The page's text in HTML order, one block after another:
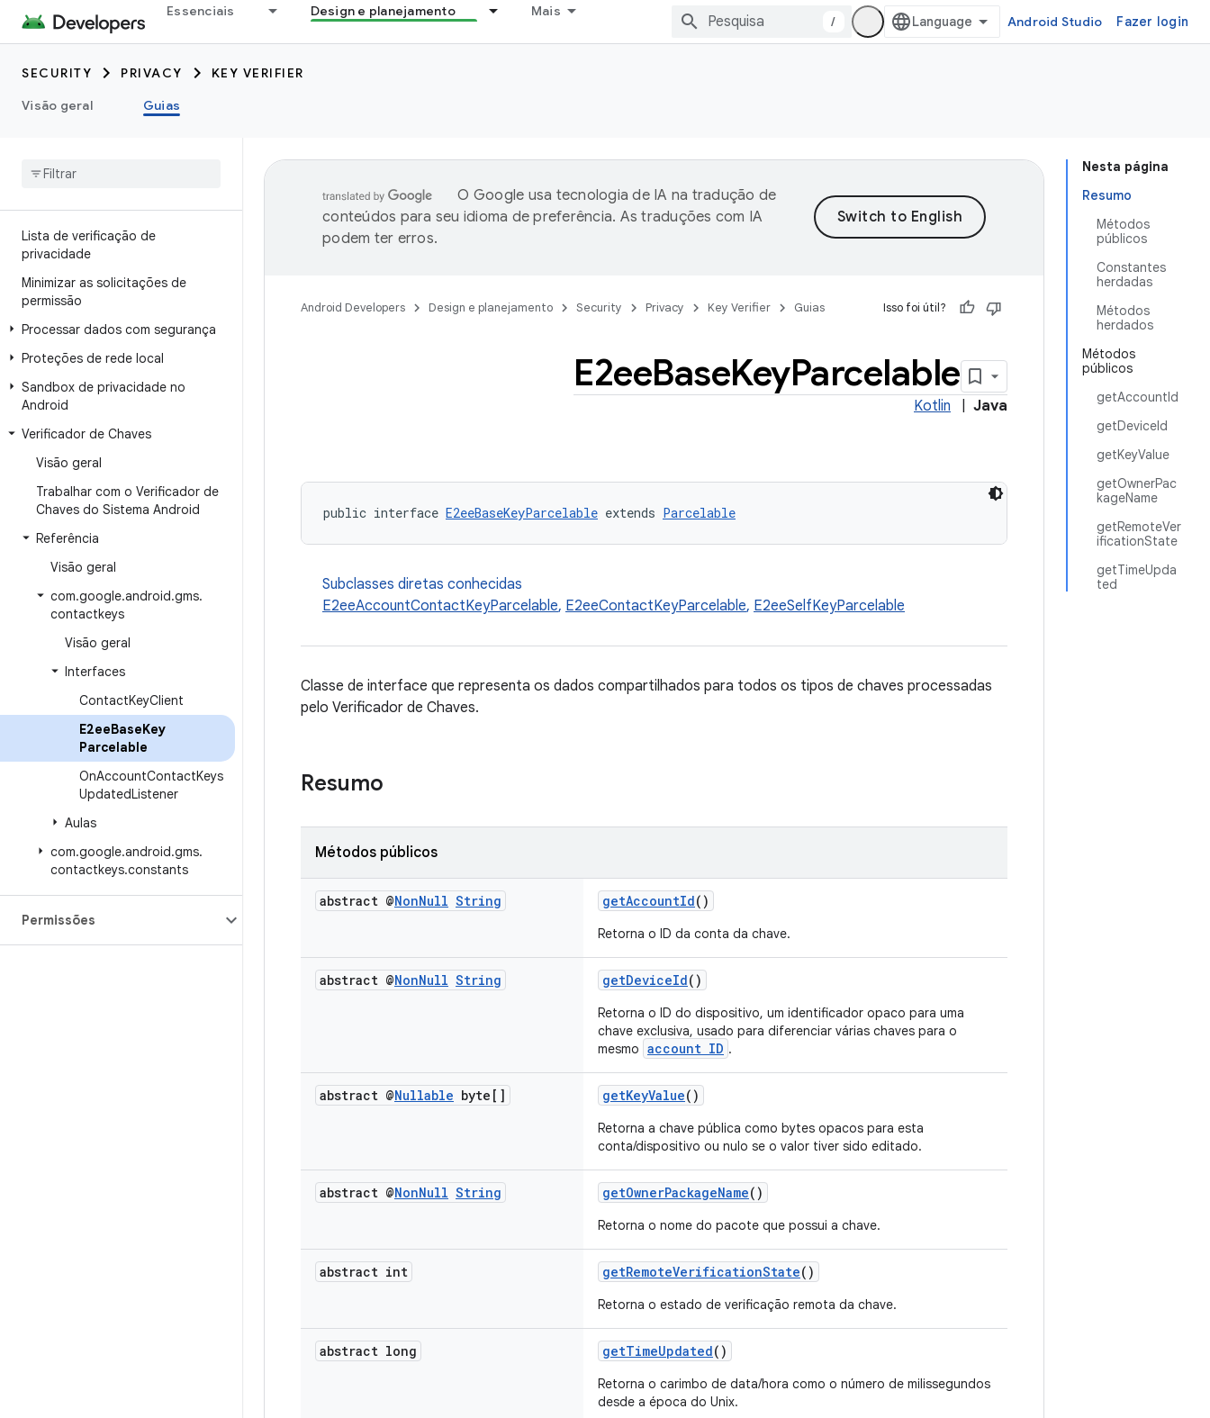
Essenciais Design e planejamento Mais
/ Android Studio Fazer login
SECURITY PRIVACY
KEY VERIFIER
Visão geral
Guias
Lista de verificação de
privacidade
Minimizar as solicitações de
permissão
Processar dados com segurança
Proteções de rede local
Sandbox de privacidade no
Android
Verificador de Chaves
Visão geral
Trabalhar com o Verificador de
Chaves do Sistema Android
Referência
Visão geral
com.google.android.gms.
contactkeys
Visão geral
Interfaces
ContactKeyClient
E2eeBaseKey
Parcelable
OnAccountContactKeys
UpdatedListener
Aulas
com.google.android.gms.
contactkeys.constants
Permissões
Nesta página
Resumo
Métodos
públicos
Constantes
herdadas
Métodos
herdados
Métodos
públicos
getAccountId
getDeviceId
getKeyValue
getOwnerPac
kageName
getRemoteVer
ificationState
getTimeUpda
ted
O Google usa tecnologia de IA na tradução de
conteúdos para seu idioma de preferência. As traduções com IA
podem ter erros.
Android Developers Design e planejamento Security Privacy Key Verifier Guias Isso foi útil?
E2eeBaseKeyParcelable
Kotlin Java
public interface E2eeBaseKeyParcelable extends Parcelable
Subclasses diretas conhecidas
E2eeAccountContactKeyParcelable, E2eeContactKeyParcelable, E2eeSelfKeyParcelable
Classe de interface que representa os dados compartilhados para todos os tipos de chaves processadas
pelo Verificador de Chaves.
Resumo
Métodos públicos
abstract @NonNull String getAccountId()
Retorna o ID da conta da chave.
abstract @NonNull String getDeviceId()
Retorna o ID do dispositivo, um identificador opaco para uma
chave exclusiva, usado para diferenciar várias chaves para o
mesmo account ID .
abstract @Nullable byte[] getKeyValue()
Retorna a chave pública como bytes opacos para esta
conta/dispositivo ou nulo se o valor tiver sido editado.
abstract @NonNull String getOwnerPackageName()
Retorna o nome do pacote que possui a chave.
abstract int getRemoteVerificationState()
Retorna o estado de verificação remota da chave.
abstract long getTimeUpdated()
Retorna o carimbo de data/hora como o número de milissegundos
desde a época do Unix.